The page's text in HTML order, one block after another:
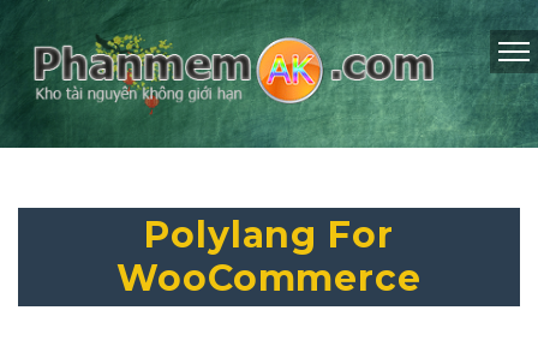
Polylang For
WooCommerce